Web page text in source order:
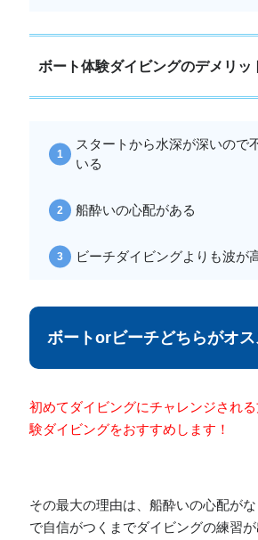
ボート体験ダイビングのデメリッ
スタートから水深が深いので
いる
船酔いの心配がある
ビーチダイビングよりも波が
ボートorビーチどちらがオス
初めてダイビングにチャレンジされ
験ダイビングをおすすめします！
その最大の理由は、船酔いの心配が
で自信がつくまでダイビングの練習